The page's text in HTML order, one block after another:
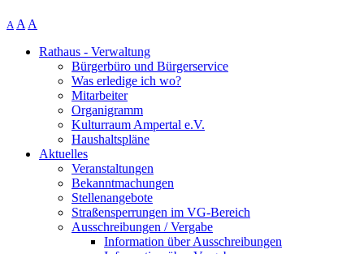
A A A
Rathaus - Verwaltung
Bürgerbüro und Bürgerservice
Was erledige ich wo?
Mitarbeiter
Organigramm
Kulturraum Ampertal e.V.
Haushaltspläne
Aktuelles
Veranstaltungen
Bekanntmachungen
Stellenangebote
Straßensperrungen im VG-Bereich
Ausschreibungen / Vergabe
Information über Ausschreibungen